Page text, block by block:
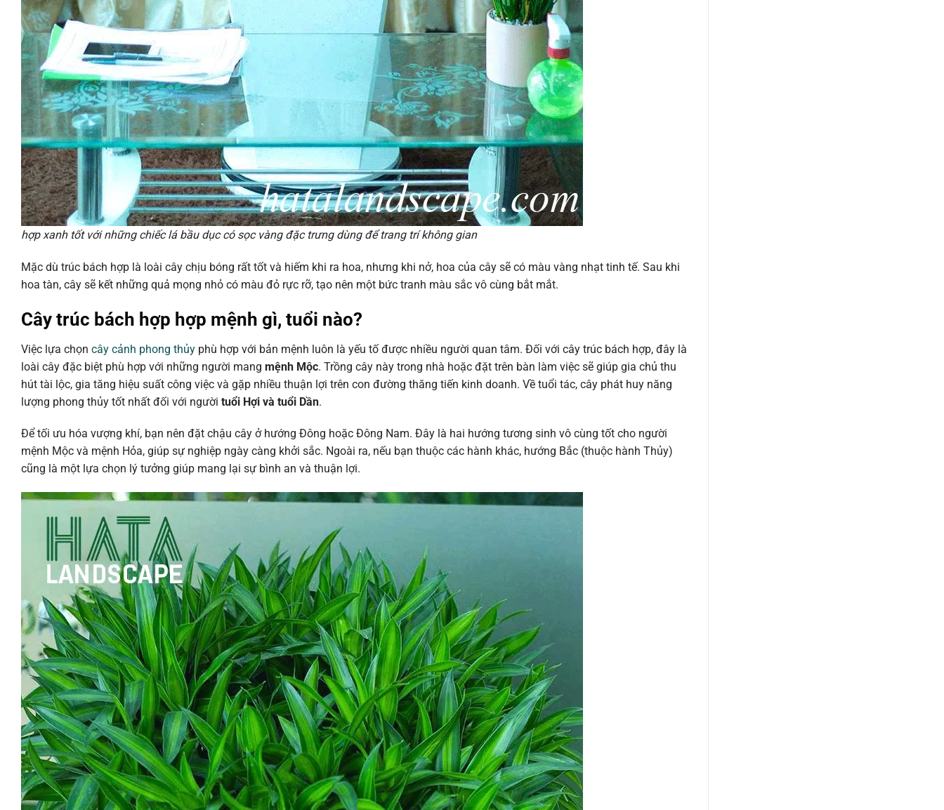
hợp xanh tốt với những chiếc lá bầu dục có sọc vàng đặc trưng dùng để trang trí không gian
Mặc dù trúc bách hợp là loài cây chịu bóng rất tốt và hiếm khi ra hoa, nhưng khi nở, hoa của cây sẽ có màu vàng nhạt tinh tế. Sau khi
hoa tàn, cây sẽ kết những quả mọng nhỏ có màu đỏ rực rỡ, tạo nên một bức tranh màu sắc vô cùng bắt mắt.
Cây trúc bách hợp hợp mệnh gì, tuổi nào?
Việc lựa chọn cây cảnh phong thủy phù hợp với bản mệnh luôn là yếu tố được nhiều người quan tâm. Đối với cây trúc bách hợp, đây là
loài cây đặc biệt phù hợp với những người mang mệnh Mộc. Trồng cây này trong nhà hoặc đặt trên bàn làm việc sẽ giúp gia chủ thu
hút tài lộc, gia tăng hiệu suất công việc và gặp nhiều thuận lợi trên con đường thăng tiến kinh doanh. Về tuổi tác, cây phát huy năng
lượng phong thủy tốt nhất đối với người tuổi Hợi và tuổi Dần.
Để tối ưu hóa vượng khí, bạn nên đặt chậu cây ở hướng Đông hoặc Đông Nam. Đây là hai hướng tương sinh vô cùng tốt cho người
mệnh Mộc và mệnh Hỏa, giúp sự nghiệp ngày càng khởi sắc. Ngoài ra, nếu bạn thuộc các hành khác, hướng Bắc (thuộc hành Thủy)
cũng là một lựa chọn lý tưởng giúp mang lại sự bình an và thuận lợi.